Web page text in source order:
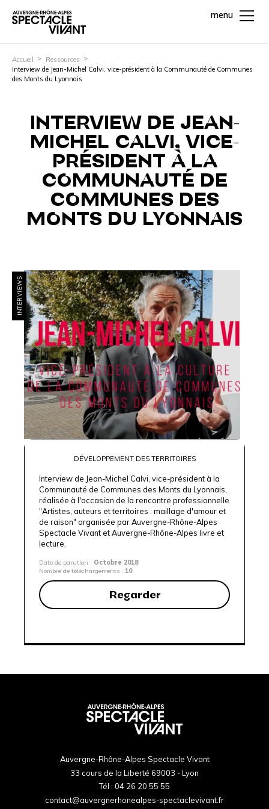
menu
Accueil
Ressources
Interview de Jean-Michel Calvi, vice-président à la Communauté de Communes
des Monts du Lyonnais
INTERVIEW DE JEAN-
MICHEL CALVI, VICE-
PRÉSIDENT À LA
COMMUNAUTÉ DE
COMMUNES DES
MONTS DU LYONNAIS
INTERVIEWS
DÉVELOPPEMENT DES TERRITOIRES
Interview de Jean-Michel Calvi, vice-président à la
Communauté de Communes des Monts du Lyonnais,
réalisée à l'occasion de la rencontre professionnelle
"Artistes, auteurs et territoires : maillage d'amour et
de raison" organisée par Auvergne-Rhône-Alpes
Spectacle Vivant et Auvergne-Rhône-Alpes livre et
lecture.
Date de parution : Octobre 2018
Nombre de téléchargements : 10
Regarder
Auvergne-Rhône-Alpes Spectacle Vivant
33 cours de la Liberté 69003 - Lyon
Tél : 04 26 20 55 55
contact@auvergnerhonealpes-spectaclevivant.fr